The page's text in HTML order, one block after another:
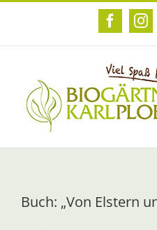
Zum
Facebook
Buch: „Von Elstern